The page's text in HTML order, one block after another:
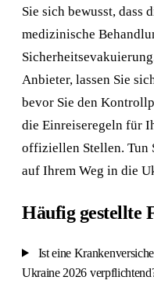
Sie sich bewusst, dass
medizinische
Anbieter, lassen Sie
bevor Sie den
die Einreiseregeln für
offiziellen Stellen. Tun
auf Ihrem Weg in die
Häufig gestellte
Ist eine
Ukraine 2026